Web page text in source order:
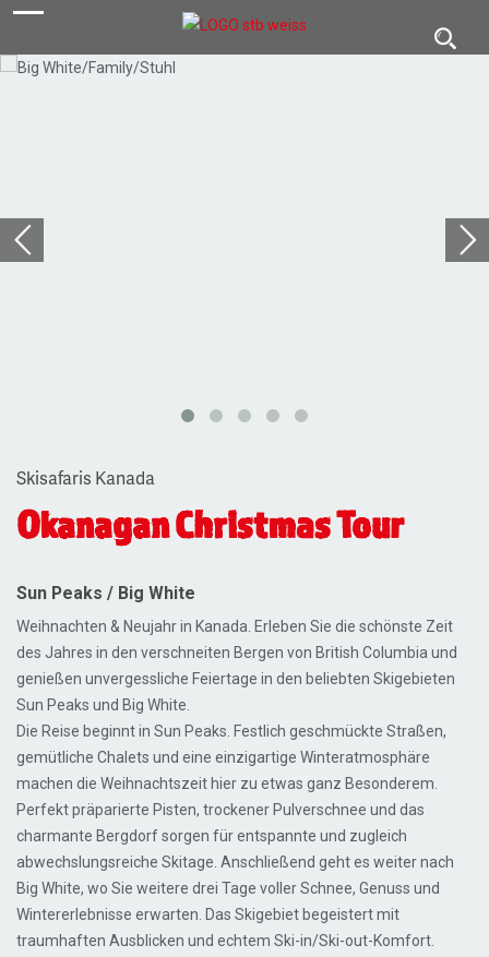
Skisafaris Kanada
Okanagan Christmas Tour
Sun Peaks / Big White
Weihnachten & Neujahr in Kanada. Erleben Sie die schönste Zeit
des Jahres in den verschneiten Bergen von British Columbia und
genießen unvergessliche Feiertage in den beliebten Skigebieten
Sun Peaks und Big White.
Die Reise beginnt in Sun Peaks. Festlich geschmückte Straßen,
gemütliche Chalets und eine einzigartige Winteratmosphäre
machen die Weihnachtszeit hier zu etwas ganz Besonderem.
Perfekt präparierte Pisten, trockener Pulverschnee und das
charmante Bergdorf sorgen für entspannte und zugleich
abwechslungsreiche Skitage. Anschließend geht es weiter nach
Big White, wo Sie weitere drei Tage voller Schnee, Genuss und
Wintererlebnisse erwarten. Das Skigebiet begeistert mit
traumhaften Ausblicken und echtem Ski-in/Ski-out-Komfort.